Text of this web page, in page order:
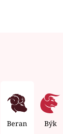
Beran Býk